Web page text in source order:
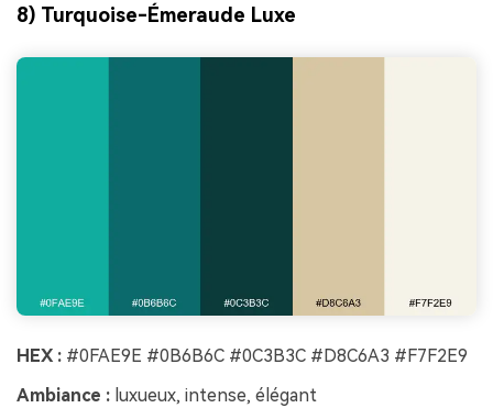
8) Turquoise-Émeraude Luxe
HEX : #0FAE9E #0B6B6C #0C3B3C #D8C6A3 #F7F2E9
Ambiance : luxueux, intense, élégant